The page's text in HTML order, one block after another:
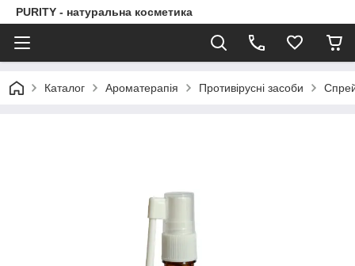
PURITY - натуральна косметика
Каталог Ароматерапія Противірусні засоби